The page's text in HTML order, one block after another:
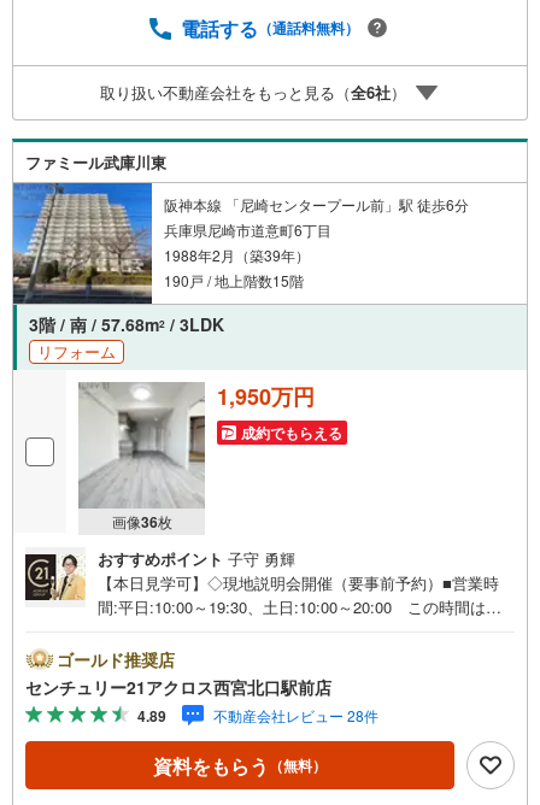
しも大歓迎です。 お子様連れでもご安心ください。■取り
物件を取り扱っています。Yahoo！不動産に掲載しきれな
い物件もご紹介できます。お気軽にお問合せください。弊
社ホームページへは「C21アクロス」で検索！
電話する （通話料無料）
取り扱い不動産会社をもっと見る（全6社）
ファミール武庫川東
阪神本線 「尼崎センタープール前」駅 徒歩6分
兵庫県尼崎市道意町6丁目
1988年2月（築39年）
190戸 / 地上階数15階
3階 / 南 / 57.68m2 / 3LDK
リフォーム
画像36枚
1,950万円
成約でもらえる
おすすめポイント 子守 勇輝
【本日見学可】◇現地説明会開催（要事前予約）■営業時
間:平日:10:00～19:30、土日:10:00～20:00 この時間はお
12月リフォーム済。阪神本線「尼崎センタープール前」駅
まで徒歩6分。アマドゥまで徒歩1分。＝＝センチュリー21
アクロスグループの3つの特徴＝＝＝■センチュリー21グル
ープで27年連続No.1（1997年～2023年兵庫地区仲介実績）
尼崎・伊丹・西宮・宝塚にて8店舗展開中。阪神間での購
入や売却は当店にお任せ下さい■お客様駐車場、キッズスペ
ゴールド推奨店
センチュリー21アクロス西宮北口駅前店
4.89 不動産会社レビュー 28件
資料をもらう （無料）